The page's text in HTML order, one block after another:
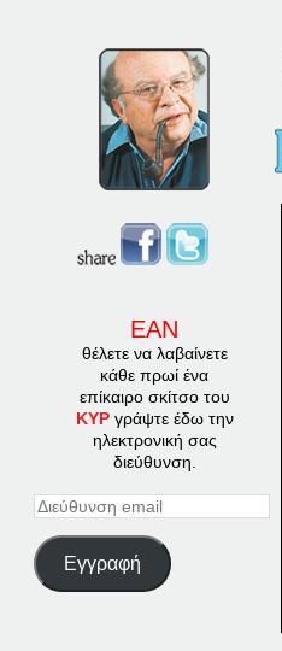
ΕΑΝ
θέλετε να λαβαίνετε
κάθε πρωί ένα
επίκαιρο σκίτσο του
ΚΥΡγράψτε έδω την
ηλεκτρονική σας
διεύθυνση.
Διεύθυνση
Εγγραφή